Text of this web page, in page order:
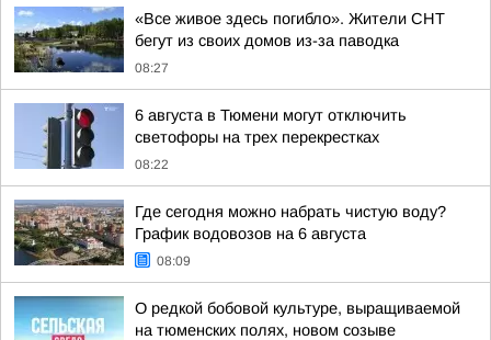
«Все живое здесь погибло». Жители СНТ
бегут из своих домов из-за паводка
08:27
6 августа в Тюмени могут отключить
светофоры на трех перекрестках
08:22
Где сегодня можно набрать чистую воду?
График водовозов на 6 августа
08:09
О редкой бобовой культуре, выращиваемой
на тюменских полях, новом созыве